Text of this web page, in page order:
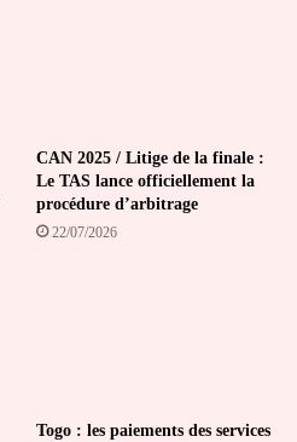
CAN 2025 / Litige de la finale :
Le TAS lance officiellement la
procédure d’arbitrage
22/07/2026
Togo : les paiements des services